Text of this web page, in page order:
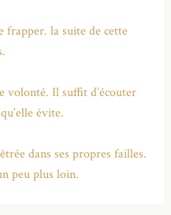
frapper. la suite de cette
volonté. Il suffit d’écouter
évite.
dans ses propres failles.
peu plus loin.